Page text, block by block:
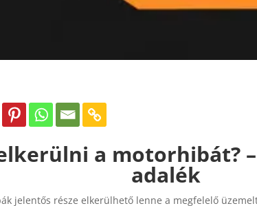
a motorhibát? –
adalék
jelentős része elkerülhető lenne a megfelelő